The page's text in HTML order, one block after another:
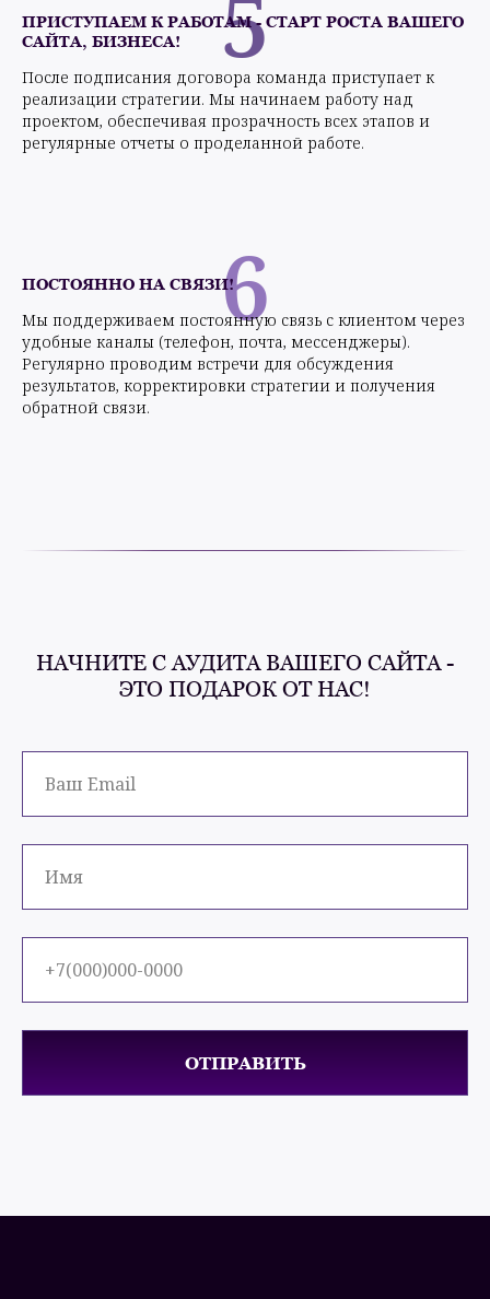
ПРИСТУПАЕМ К РАБОТАМ - СТАРТ РОСТА ВАШЕГО
САЙТА, БИЗНЕСА!
После подписания договора команда приступает к
реализации стратегии. Мы начинаем работу над
проектом, обеспечивая прозрачность всех этапов и
регулярные отчеты о проделанной работе.
ПОСТОЯННО НА СВЯЗИ!
Мы поддерживаем постоянную связь с клиентом через
удобные каналы (телефон, почта, мессенджеры).
Регулярно проводим встречи для обсуждения
результатов, корректировки стратегии и получения
обратной связи.
6
НАЧНИТЕ С АУДИТА ВАШЕГО САЙТА -
ЭТО ПОДАРОК ОТ НАС!
ОТПРАВИТЬ